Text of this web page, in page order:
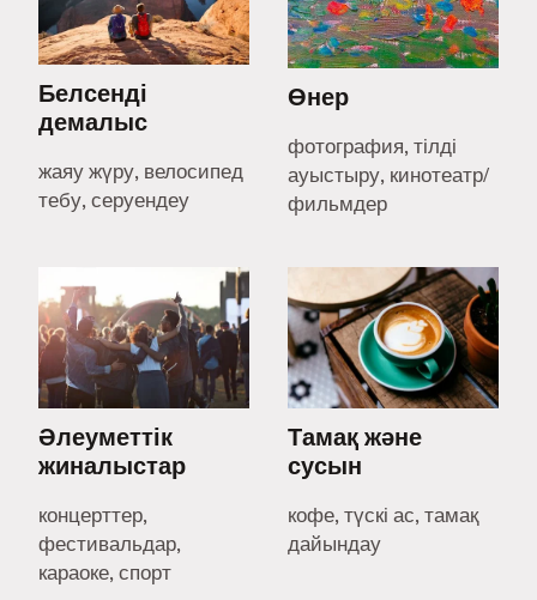
Белсенді
демалыс
жаяу жүру, велосипед
тебу, серуендеу
Өнер
фотография, тілді
ауыстыру, кинотеатр/
фильмдер
Әлеуметтік
жиналыстар
концерттер,
фестивальдар,
караоке, спорт
Тамақ және
сусын
кофе, түскі ас, тамақ
дайындау